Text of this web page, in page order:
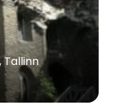
Tallinn